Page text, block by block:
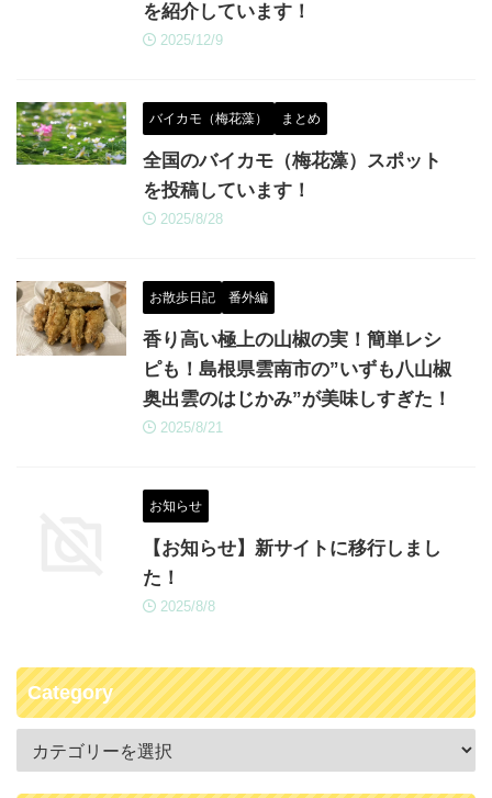
を紹介しています！
2025/12/9
バイカモ（梅花藻） まとめ
全国のバイカモ（梅花藻）スポット
を投稿しています！
2025/8/28
お散歩日記 番外編
香り高い極上の山椒の実！簡単レシ
ピも！島根県雲南市の”いずも八山椒
奥出雲のはじかみ”が美味しすぎた！
2025/8/21
お知らせ
【お知らせ】新サイトに移行しまし
た！
2025/8/8
Category